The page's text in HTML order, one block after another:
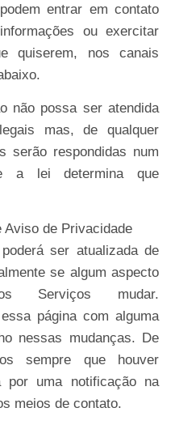
entrar em contato
ou exercitar
quiserem, nos canais
não possa ser atendida
mas, de qualquer
serão respondidas num
a lei determina que
Aviso de Privacidade
ser atualizada de
se algum aspecto
Serviços mudar.
página com alguma
nessas mudanças. De
sempre que houver
por uma notificação na
meios de contato.